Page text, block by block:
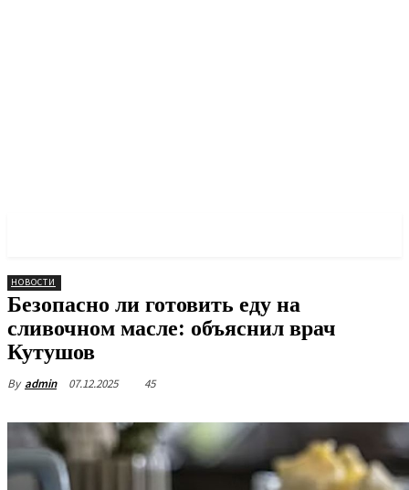
НОВОСТИ
Безопасно ли готовить еду на
сливочном масле: объяснил врач
Кутушов
By admin 07.12.2025 45